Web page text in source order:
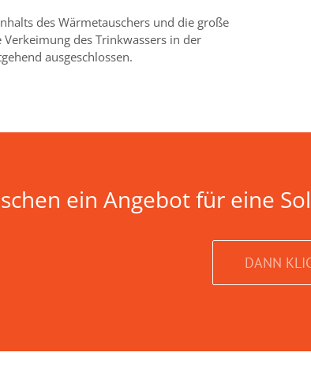
des Wärmetauschers und die große
des Trinkwassers in der
ausgeschlossen.
ein Angebot für eine
DANN